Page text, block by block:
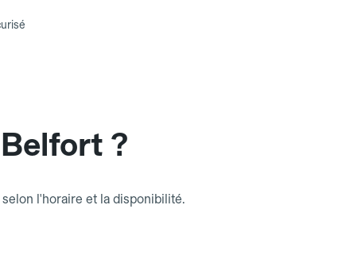
?
l'horaire et la disponibilité.